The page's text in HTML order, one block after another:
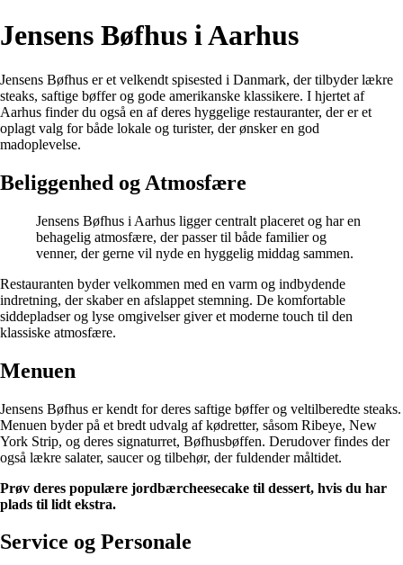
Jensens Bøfhus i Aarhus
Jensens Bøfhus er et velkendt spisested i Danmark, der tilbyder lækre
steaks, saftige bøffer og gode amerikanske klassikere. I hjertet af
Aarhus finder du også en af deres hyggelige restauranter, der er et
oplagt valg for både lokale og turister, der ønsker en god
madoplevelse.
Beliggenhed og Atmosfære
Jensens Bøfhus i Aarhus ligger centralt placeret og har en
behagelig atmosfære, der passer til både familier og
venner, der gerne vil nyde en hyggelig middag sammen.
Restauranten byder velkommen med en varm og indbydende
indretning, der skaber en afslappet stemning. De komfortable
siddepladser og lyse omgivelser giver et moderne touch til den
klassiske atmosfære.
Menuen
Jensens Bøfhus er kendt for deres saftige bøffer og veltilberedte steaks.
Menuen byder på et bredt udvalg af kødretter, såsom Ribeye, New
York Strip, og deres signaturret, Bøfhusbøffen. Derudover findes der
også lækre salater, saucer og tilbehør, der fuldender måltidet.
Prøv deres populære jordbærcheesecake til dessert, hvis du har
plads til lidt ekstra.
Service og Personale